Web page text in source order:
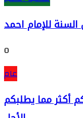
0
عام
أكثر مما يطلبكم